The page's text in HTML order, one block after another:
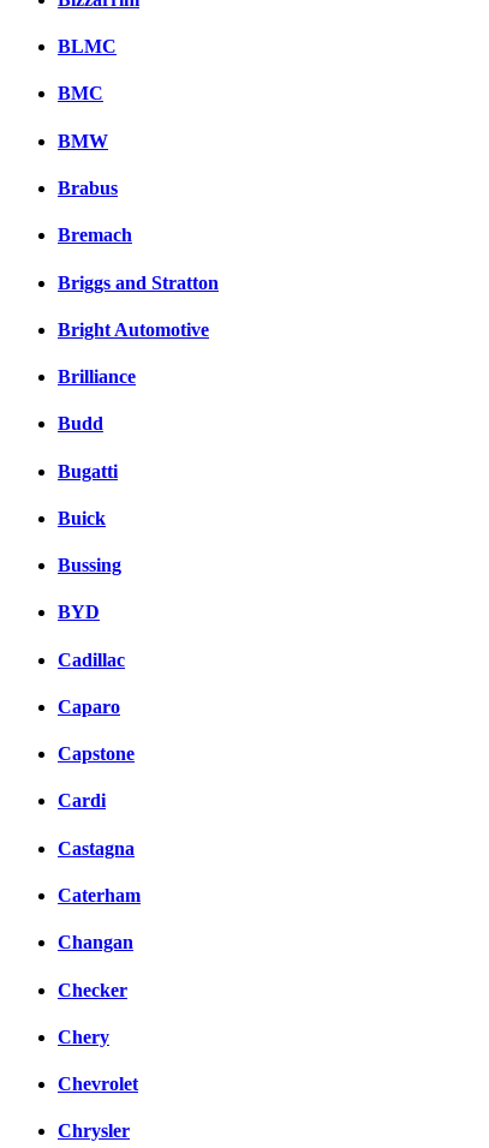
BLMC
BMC
BMW
Brabus
Bremach
Briggs and Stratton
Bright Automotive
Brilliance
Budd
Bugatti
Buick
Bussing
BYD
Cadillac
Caparo
Capstone
Cardi
Castagna
Caterham
Changan
Checker
Chery
Chevrolet
Chrysler